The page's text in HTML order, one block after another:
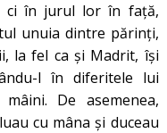
ci în jurul lor în față,
unuia dintre părinți,
la fel ca și Madrit, își
l în diferitele lui
De asemenea,
cu mâna și duceau